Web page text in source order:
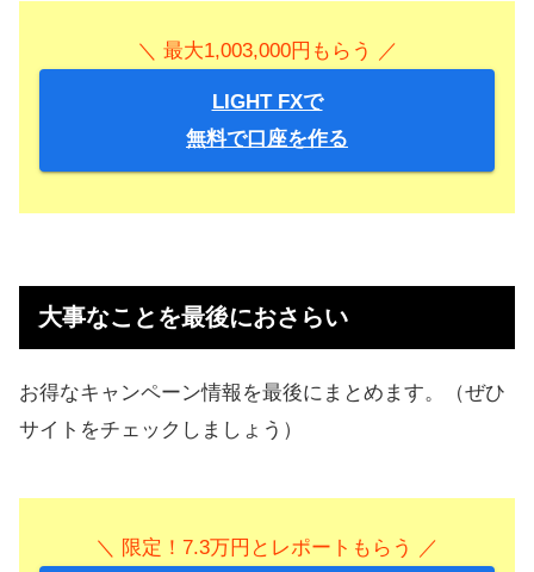
＼ 最大1,003,000円もらう ／
LIGHT FXで
無料で口座を作る
大事なことを最後におさらい
お得なキャンペーン情報を最後にまとめます。（ぜひ
サイトをチェックしましょう）
＼ 限定！7.3万円とレポートもらう ／